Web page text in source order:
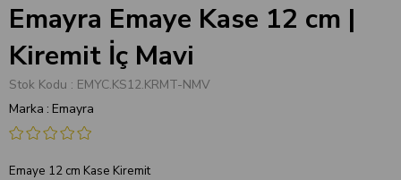
Emayra Emaye Kase 12 cm |
Kiremit İç Mavi
Stok Kodu
EMYC.KS12.KRMT-NMV
Marka : Emayra
Emaye 12 cm Kase Kiremit